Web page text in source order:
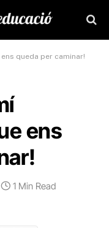
queda per caminar!
ens
1 Min Read